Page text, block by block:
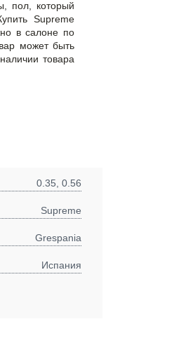
пол, который
Supreme
в салоне по
может быть
товара
0.35, 0.56
Supreme
Grespania
Испания